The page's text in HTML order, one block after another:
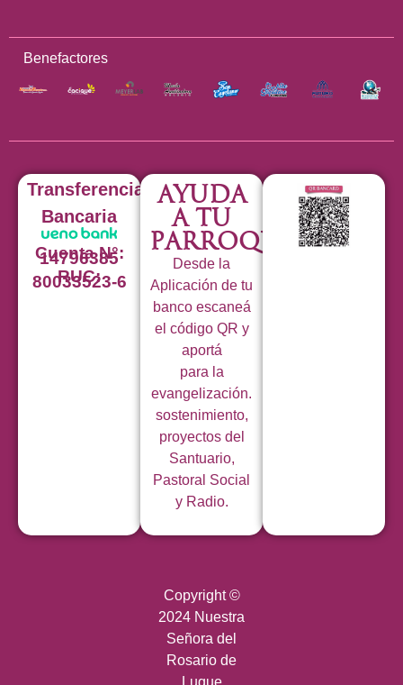
Benefactores
Transferencia
Bancaria
Cuenta N°:
14796385
RUC:
80033523-6
Ayuda
a tu
Parroquia
Desde la
Aplicación de tu
banco escaneá
el código QR y
aportá
para la
evangelización.
sostenimiento,
proyectos del
Santuario,
Pastoral Social
y Radio.
Copyright ©
2024 Nuestra
Señora del
Rosario de
Luque